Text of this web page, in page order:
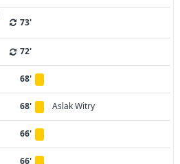
73'
72'
68'
68' Aslak Witry
66'
66'